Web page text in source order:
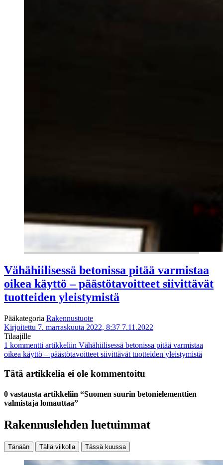
Vähähiilisessä betonissa pitää varmistaa
oikea käyttö – päästötavoitteet siivittävät
tuotteiden yleistymistä
Pääkategoria Rakennustuote
Kirjoitettu 7. marraskuuta 2022, 8:37 7.11.2022
Tilaajille
1 kommentti artikkeliin Vähähiilisessä betonissa pitää varmistaa
oikea käyttö – päästötavoitteet siivittävät tuotteiden yleistymistä
Tätä artikkelia ei ole kommentoitu
0 vastausta artikkeliin “Suomen suurin betonielementtien
valmistaja lomauttaa”
Rakennuslehden luetuimmat
Tänään Tällä viikolla Tässä kuussa